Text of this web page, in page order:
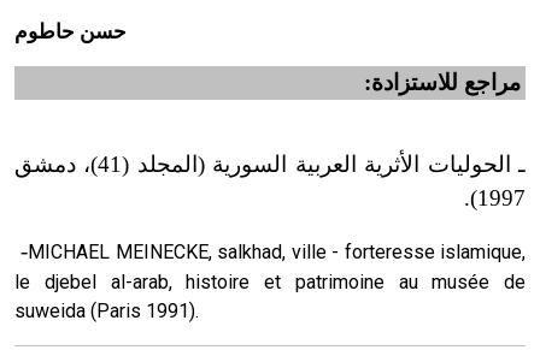
حسن حاطوم
مراجع للاستزادة:
ـ الحوليات الأثرية العربية السورية (المجلد (41)، دمشق
1997).
-MICHAEL MEINECKE, salkhad, ville - forteresse islamique,
le djebel al-arab, histoire et patrimoine au musée de
suweida (Paris 1991).